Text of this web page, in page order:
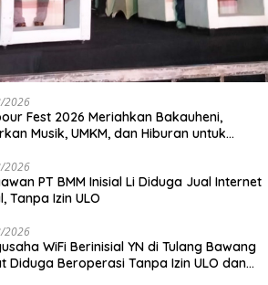
2026
Fest 2026 Meriahkan Bakauheni,
Musik, UMKM, dan Hiburan untuk
2026
PT BMM Inisial Li Diduga Jual Internet
Tanpa Izin ULO
2026
WiFi Berinisial YN di Tulang Bawang
Diduga Beroperasi Tanpa Izin ULO dan